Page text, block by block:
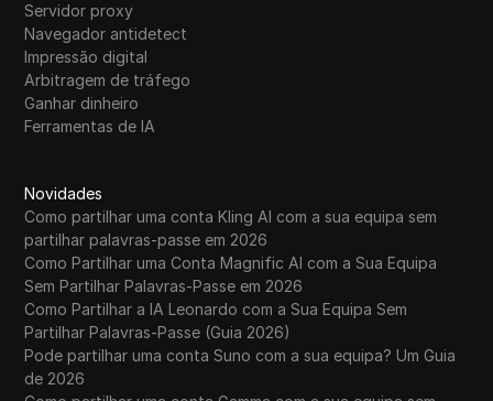
Servidor proxy
Navegador antidetect
Impressão digital
Arbitragem de tráfego
Ganhar dinheiro
Ferramentas de IA
Novidades
Como partilhar uma conta Kling AI com a sua equipa sem
partilhar palavras-passe em 2026
Como Partilhar uma Conta Magnific AI com a Sua Equipa
Sem Partilhar Palavras-Passe em 2026
Como Partilhar a IA Leonardo com a Sua Equipa Sem
Partilhar Palavras-Passe (Guia 2026)
Pode partilhar uma conta Suno com a sua equipa? Um Guia
de 2026